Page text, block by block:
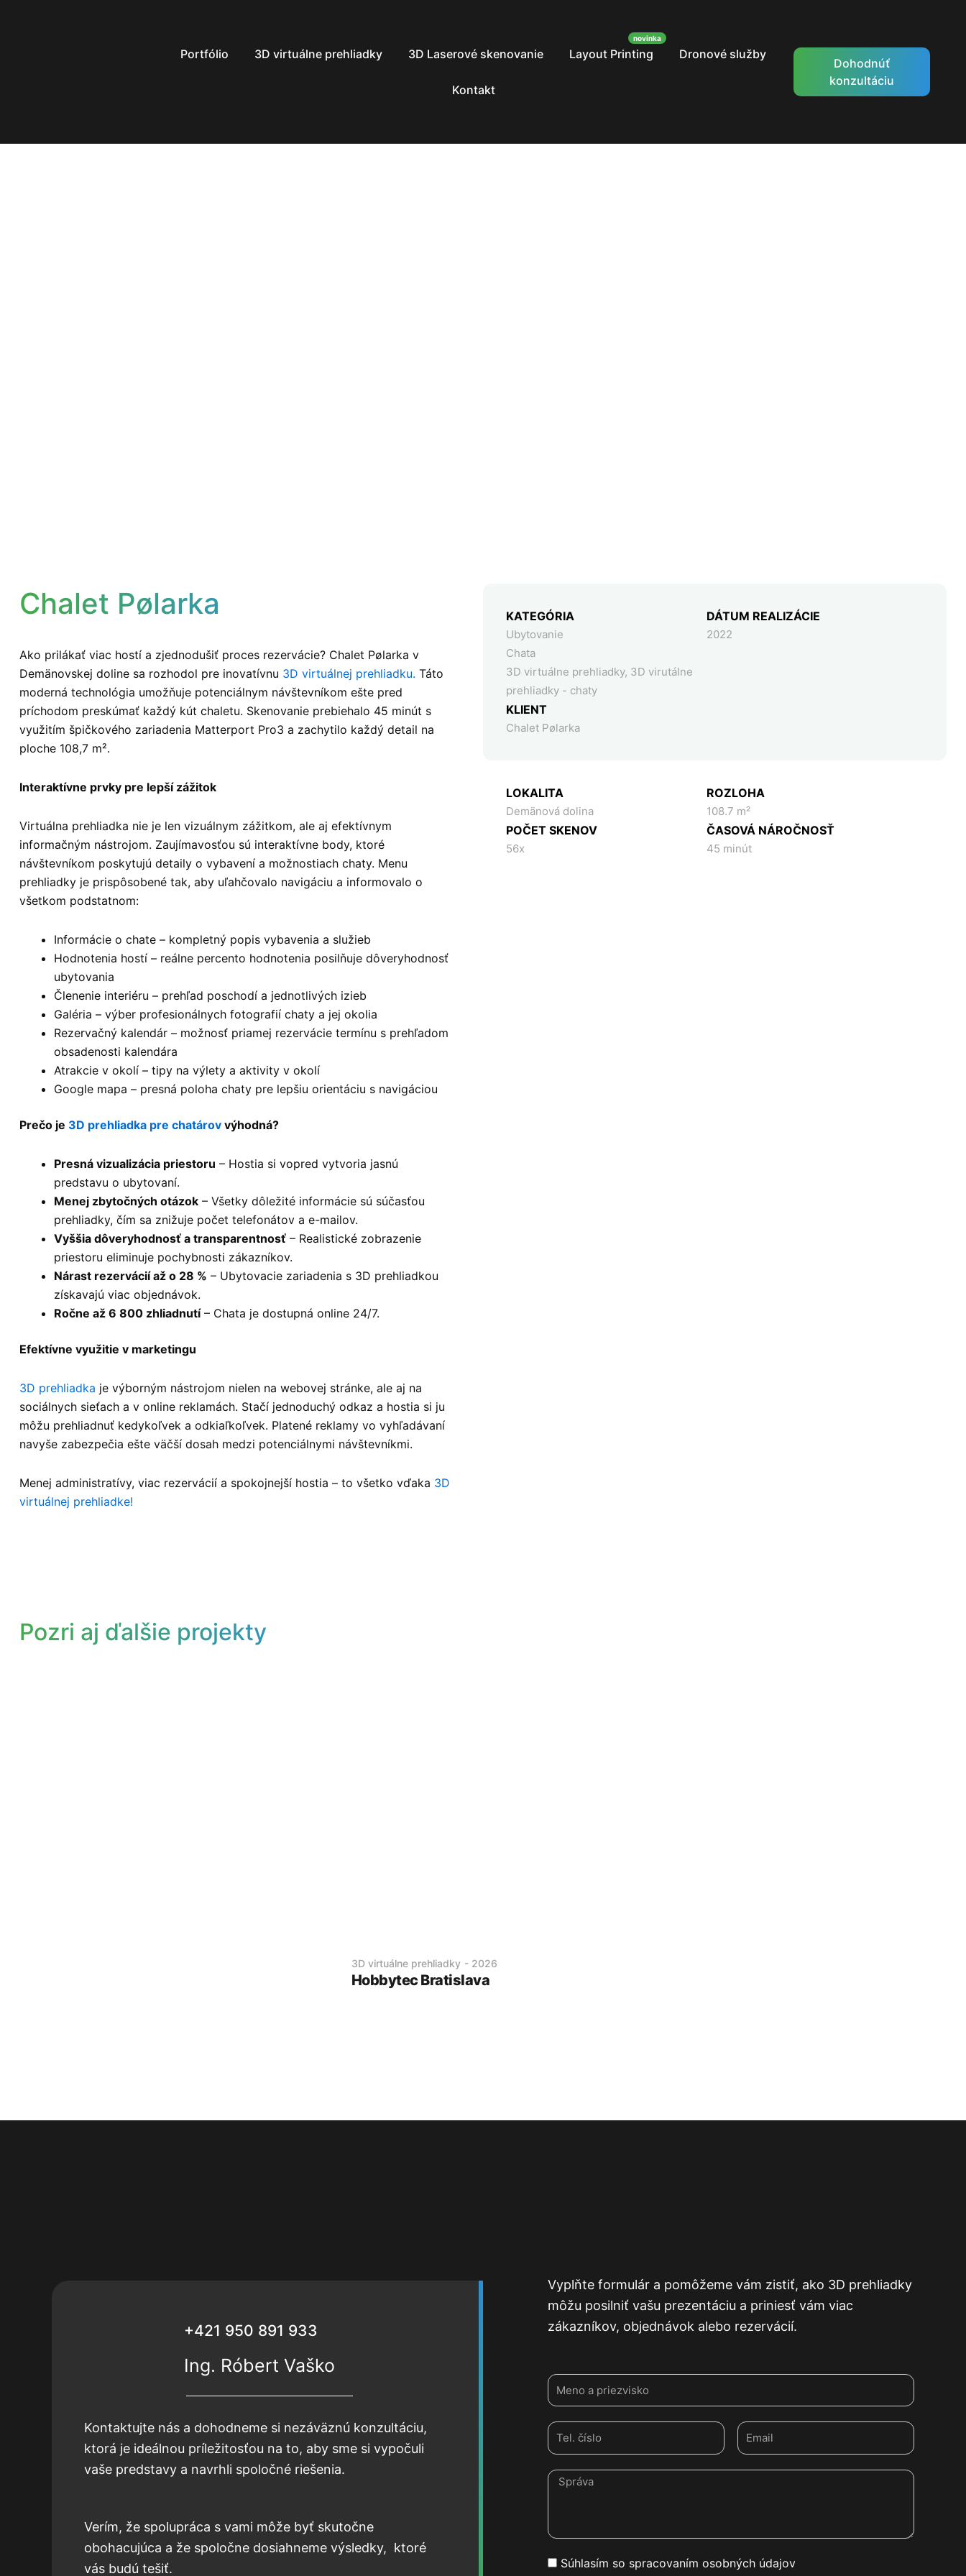
Portfólio 3D virtuálne prehliadky 3D Laserové skenovanie Layout Printing Dronové služby
Kontakt
Dohodnúť
konzultáciu
Chalet Pølarka
Ako prilákať viac hostí a zjednodušiť proces rezervácie? Chalet Pølarka v
Demänovskej doline sa rozhodol pre inovatívnu 3D virtuálnej prehliadku. Táto
moderná technológia umožňuje potenciálnym návštevníkom ešte pred
príchodom preskúmať každý kút chaletu. Skenovanie prebiehalo 45 minút s
využitím špičkového zariadenia Matterport Pro3 a zachytilo každý detail na
ploche 108,7 m².
Interaktívne prvky pre lepší zážitok
Virtuálna prehliadka nie je len vizuálnym zážitkom, ale aj efektívnym
informačným nástrojom. Zaujímavosťou sú interaktívne body, ktoré
návštevníkom poskytujú detaily o vybavení a možnostiach chaty. Menu
prehliadky je prispôsobené tak, aby uľahčovalo navigáciu a informovalo o
všetkom podstatnom:
Informácie o chate – kompletný popis vybavenia a služieb
Hodnotenia hostí – reálne percento hodnotenia posilňuje dôveryhodnosť
ubytovania
Členenie interiéru – prehľad poschodí a jednotlivých izieb
Galéria – výber profesionálnych fotografií chaty a jej okolia
Rezervačný kalendár – možnosť priamej rezervácie termínu s prehľadom
obsadenosti kalendára
Atrakcie v okolí – tipy na výlety a aktivity v okolí
Google mapa – presná poloha chaty pre lepšiu orientáciu s navigáciou
Prečo je 3D prehliadka pre chatárov výhodná?
Presná vizualizácia priestoru – Hostia si vopred vytvoria jasnú
predstavu o ubytovaní.
Menej zbytočných otázok – Všetky dôležité informácie sú súčasťou
prehliadky, čím sa znižuje počet telefonátov a e-mailov.
Vyššia dôveryhodnosť a transparentnosť – Realistické zobrazenie
priestoru eliminuje pochybnosti zákazníkov.
Nárast rezervácií až o 28 % – Ubytovacie zariadenia s 3D prehliadkou
získavajú viac objednávok.
Ročne až 6 800 zhliadnutí– Chata je dostupná online 24/7.
Efektívne využitie v marketingu
3D prehliadka je výborným nástrojom nielen na webovej stránke, ale aj na
sociálnych sieťach a v online reklamách. Stačí jednoduchý odkaz a hostia si ju
môžu prehliadnuť kedykoľvek a odkiaľkoľvek. Platené reklamy vo vyhľadávaní
navyše zabezpečia ešte väčší dosah medzi potenciálnymi návštevníkmi.
Menej administratívy, viac rezervácií a spokojnejší hostia – to všetko vďaka 3D
virtuálnej prehliadke!
KATEGÓRIA
Ubytovanie
Chata
3D virtuálne prehliadky, 3D virutálne
prehliadky - chaty
DÁTUM REALIZÁCIE
2022
KLIENT
Chalet Pølarka
LOKALITA
Demänová dolina
ROZLOHA
108.7 m²
POČET SKENOV
56x
ČASOVÁ NÁROČNOSŤ
45 minút
Pozri aj ďalšie projekty
3D virtuálne prehliadky - 2026
Hobbytec Bratislava
+421 950 891 933
Ing. Róbert Vaško
Kontaktujte nás a dohodneme si nezáväznú konzultáciu,
ktorá je ideálnou príležitosťou na to, aby sme si vypočuli
vaše predstavy a navrhli spoločné riešenia.
Verím, že spolupráca s vami môže byť skutočne
obohacujúca a že spoločne dosiahneme výsledky, ktoré
vás budú tešiť.
Vyplňte formulár a pomôžeme vám zistiť, ako 3D prehliadky
môžu posilniť vašu prezentáciu a priniesť vám viac
zákazníkov, objednávok alebo rezervácií.
Meno
Tel.
číslo
Email
Správa
GPDR
Súhlasím so spracovaním osobných údajov